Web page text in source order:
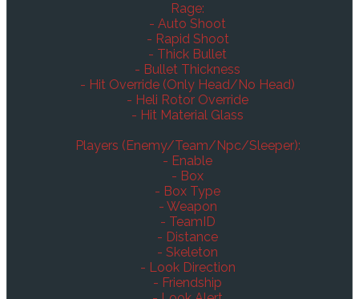
Rage:
- Auto Shoot
- Rapid Shoot
- Thick Bullet
- Bullet Thickness
- Hit Override (Only Head/No Head)
- Heli Rotor Override
- Hit Material Glass
Players (Enemy/Team/Npc/Sleeper):
- Enable
- Box
- Box Type
- Weapon
- TeamID
- Distance
- Skeleton
- Look Direction
- Friendship